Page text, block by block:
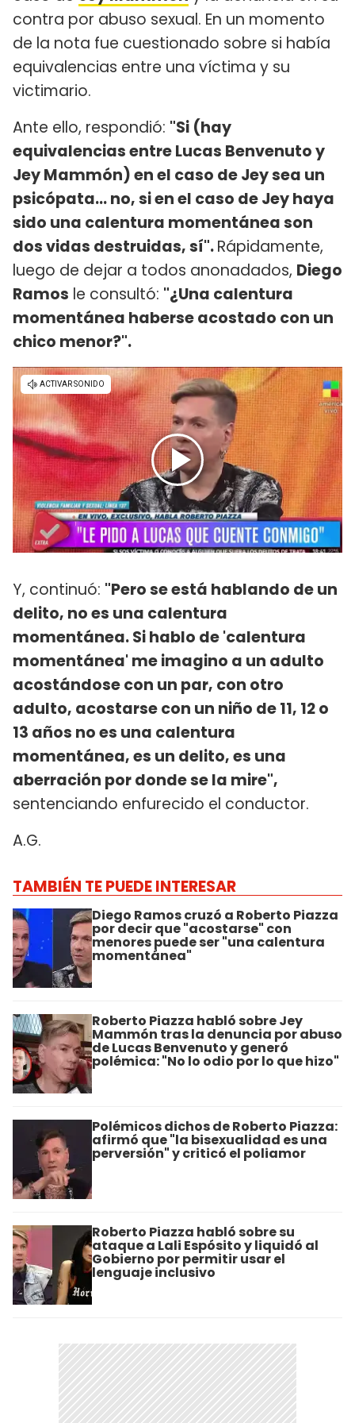
contra por abuso sexual. En un momento
de la nota fue cuestionado sobre si había
equivalencias entre una víctima y su
victimario.
Ante ello, respondió: "Si (hay
equivalencias entre Lucas Benvenuto y
Jey Mammón) en el caso de Jey sea un
psicópata... no, si en el caso de Jey haya
sido una calentura momentánea son
dos vidas destruidas, sí".Rápidamente,
luego de dejar a todos anonadados, Diego
Ramos le consultó: "¿Una calentura
momentánea haberse acostado con un
chico menor?".
Y, continuó: "Pero se está hablando de un
delito, no es una calentura
momentánea. Si hablo de 'calentura
momentánea' me imagino a un adulto
acostándose con un par, con otro
adulto, acostarse con un niño de 11, 12 o
13 años no es una calentura
momentánea, es un delito, es una
aberración por donde se la mire",
sentenciando enfurecido el conductor.
A.G.
TAMBIÉN TE PUEDE INTERESAR
Diego Ramos cruzó a Roberto Piazza
por decir que "acostarse" con
menores puede ser "una calentura
momentánea"
Roberto Piazza habló sobre Jey
Mammón tras la denuncia por abuso
de Lucas Benvenuto y generó
polémica: "No lo odio por lo que hizo"
Polémicos dichos de Roberto Piazza:
afirmó que "la bisexualidad es una
perversión" y criticó el poliamor
Roberto Piazza habló sobre su
ataque a Lali Espósito y liquidó al
Gobierno por permitir usar el
lenguaje inclusivo